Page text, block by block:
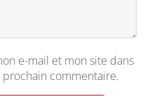
e-mail et mon site dans
commentaire.